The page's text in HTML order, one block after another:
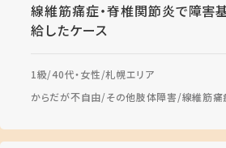
線維筋痛症・脊椎関節炎で障害
給したケース
1級 40代・女性 札幌エリア
からだが不自由 その他肢体障害 線維筋痛